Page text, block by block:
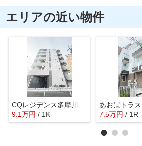
エリアの近い物件
CQレジデンス多摩川
9.1万円 / 1K
あおばトラ
7.5万円 / 1R